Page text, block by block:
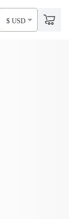
$ USD